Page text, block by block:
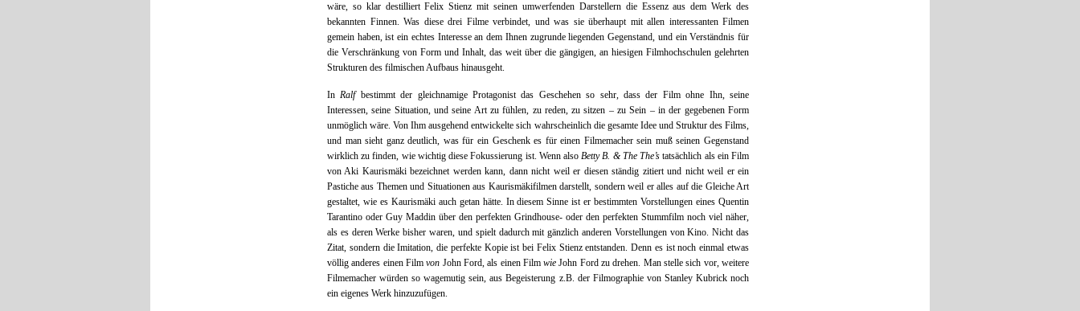
wäre, so klar destilliert Felix Stienz mit seinen umwerfenden Darstellern die Essenz aus dem Werk des
bekannten Finnen. Was diese drei Filme verbindet, und was sie überhaupt mit allen interessanten Filmen
gemein haben, ist ein echtes Interesse an dem Ihnen zugrunde liegenden Gegenstand, und ein Verständnis für
die Verschränkung von Form und Inhalt, das weit über die gängigen, an hiesigen Filmhochschulen gelehrten
Strukturen des filmischen Aufbaus hinausgeht.
InRalfbestimmt der gleichnamige Protagonist das Geschehen so sehr, dass der Film ohne Ihn, seine
Interessen, seine Situation, und seine Art zu fühlen, zu reden, zu sitzen – zu Sein – in der gegebenen Form
unmöglich wäre. Von Ihm ausgehend entwickelte sich wahrscheinlich die gesamte Idee und Struktur des Films,
und man sieht ganz deutlich, was für ein Geschenk es für einen Filmemacher sein muß seinen Gegenstand
wirklich zu finden, wie wichtig diese Fokussierung ist. Wenn alsoBetty B. & The The’s tatsächlich als ein Film
von Aki Kaurismäki bezeichnet werden kann, dann nicht weil er diesen ständig zitiert und nicht weil er ein
Pastiche aus Themen und Situationen aus Kaurismäkifilmen darstellt, sondern weil er alles auf die Gleiche Art
gestaltet, wie es Kaurismäki auch getan hätte. In diesem Sinne ist er bestimmten Vorstellungen eines Quentin
Tarantino oder Guy Maddin über den perfekten Grindhouse- oder den perfekten Stummfilm noch viel näher,
als es deren Werke bisher waren, und spielt dadurch mit gänzlich anderen Vorstellungen von Kino. Nicht das
Zitat, sondern die Imitation, die perfekte Kopie ist bei Felix Stienz entstanden. Denn es ist noch einmal etwas
völlig anderes einen Filmvon John Ford, als einen Filmwie John Ford zu drehen. Man stelle sich vor, weitere
Filmemacher würden so wagemutig sein, aus Begeisterung z.B. der Filmographie von Stanley Kubrick noch
ein eigenes Werk hinzuzufügen.